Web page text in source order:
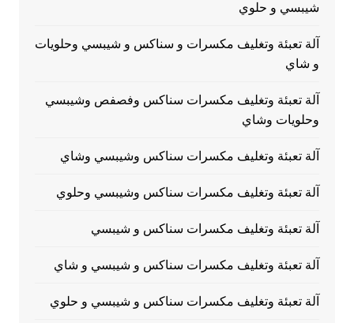
شيبسي و حلوي
آلة تعبئة وتغليف مكسرات و سناكس و شيبسي وحلويات
و شاي
آلة تعبئة وتغليف مكسرات سناكس وفصفص وشيبسي
وحلويات وشاي
آلة تعبئة وتغليف مكسرات سناكس وشيبسي وشاي
آلة تعبئة وتغليف مكسرات سناكس وشيبسي وحلوي
آلة تعبئة وتغليف مكسرات سناكس و شيبسي
آلة تعبئة وتغليف مكسرات سناكس و شيبسي و شاي
آلة تعبئة وتغليف مكسرات سناكس و شيبسي و حلوي